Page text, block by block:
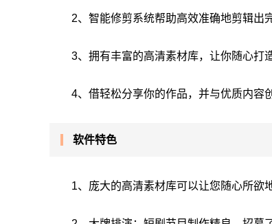
2、智能修剪系统帮助高效准确地剪辑出
3、拥有丰富的高清素材库，让你随心打
4、借轻松分享你的作品，并与优质内容
软件特色
1、庞大的高清素材库可以让您随心所欲